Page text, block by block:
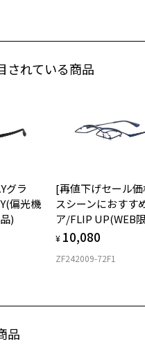
されている商品
グラ
偏光機
)
[再値下げセール
スシーンにおすす
ア/FLIP UP(WEB
¥ 10,080
ZF242009-72F1
品